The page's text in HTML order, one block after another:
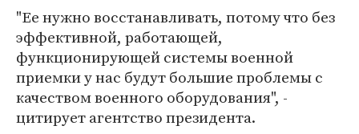
"Ее нужно восстанавливать, потому что без
эффективной, работающей,
функционирующей системы военной
приемки у нас будут большие проблемы с
качеством военного оборудования", -
цитирует агентство президента.